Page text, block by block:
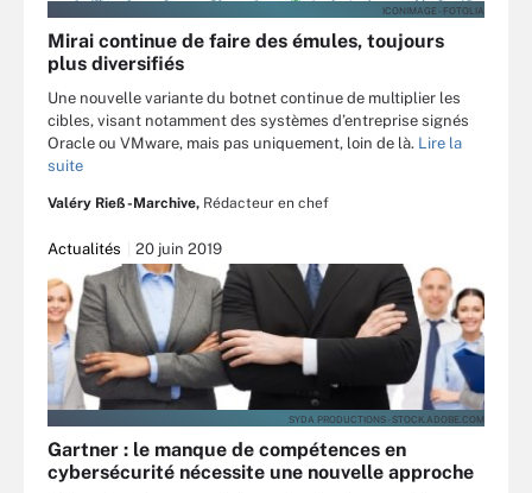
ICONIMAGE - FOTOLIA
Mirai continue de faire des émules, toujours
plus diversifiés
Une nouvelle variante du botnet continue de multiplier les
cibles, visant notamment des systèmes d’entreprise signés
Oracle ou VMware, mais pas uniquement, loin de là. Lire la
suite
Valéry Rieß-Marchive, Rédacteur en chef
Actualités 20 juin 2019
SYDA PRODUCTIONS - STOCK.ADOBE.COM
Gartner : le manque de compétences en
cybersécurité nécessite une nouvelle approche